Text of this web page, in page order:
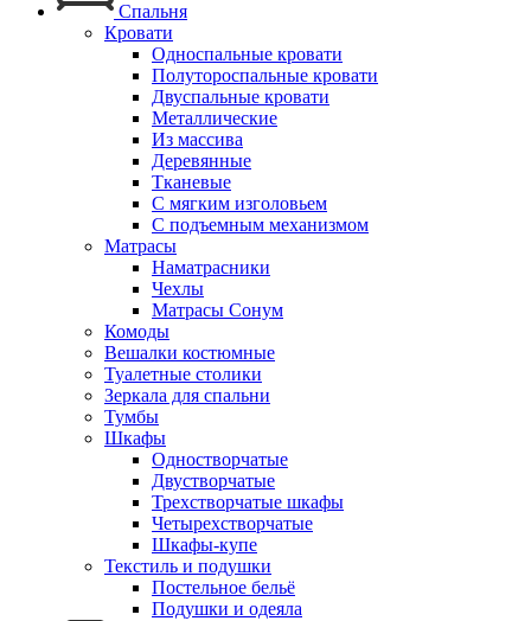
Спальня
Кровати
Односпальные кровати
Полутороспальные кровати
Двуспальные кровати
Металлические
Из массива
Деревянные
Тканевые
С мягким изголовьем
С подъемным механизмом
Матрасы
Наматрасники
Чехлы
Матрасы Сонум
Комоды
Вешалки костюмные
Туалетные столики
Зеркала для спальни
Тумбы
Шкафы
Одностворчатые
Двустворчатые
Трехстворчатые шкафы
Четырехстворчатые
Шкафы-купе
Текстиль и подушки
Постельное бельё
Подушки и одеяла